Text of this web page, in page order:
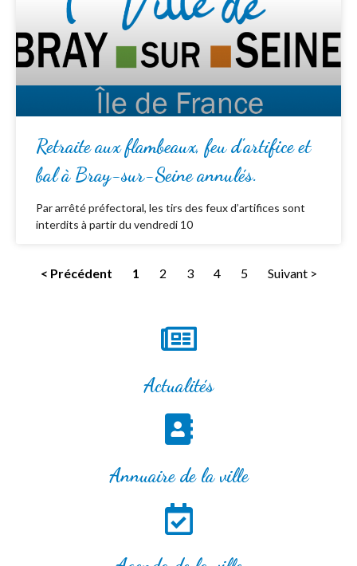
Retraite aux flambeaux, feu d’artifice et
bal à Bray-sur-Seine annulés.
Par arrêté préfectoral, les tirs des feux d’artifices sont
interdits à partir du vendredi 10
< Précédent 1 2 3 4 5 Suivant >
Actualités
Annuaire de la ville